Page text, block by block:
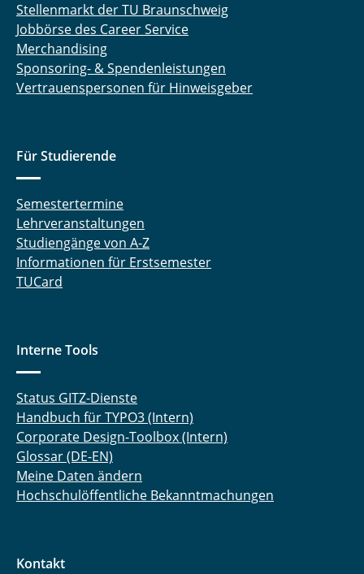
Stellenmarkt der TU Braunschweig
Jobbörse des Career Service
Merchandising
Sponsoring- & Spendenleistungen
Vertrauenspersonen für Hinweisgeber
Für Studierende
Semestertermine
Lehrveranstaltungen
Studiengänge von A-Z
Informationen für Erstsemester
TUCard
Interne Tools
Status GITZ-Dienste
Handbuch für TYPO3 (Intern)
Corporate Design-Toolbox (Intern)
Glossar (DE-EN)
Meine Daten ändern
Hochschulöffentliche Bekanntmachungen
Kontakt